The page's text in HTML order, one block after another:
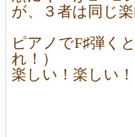
が、３者は同じ
ピアノでF♯弾く
れ！）
楽しい！楽しい